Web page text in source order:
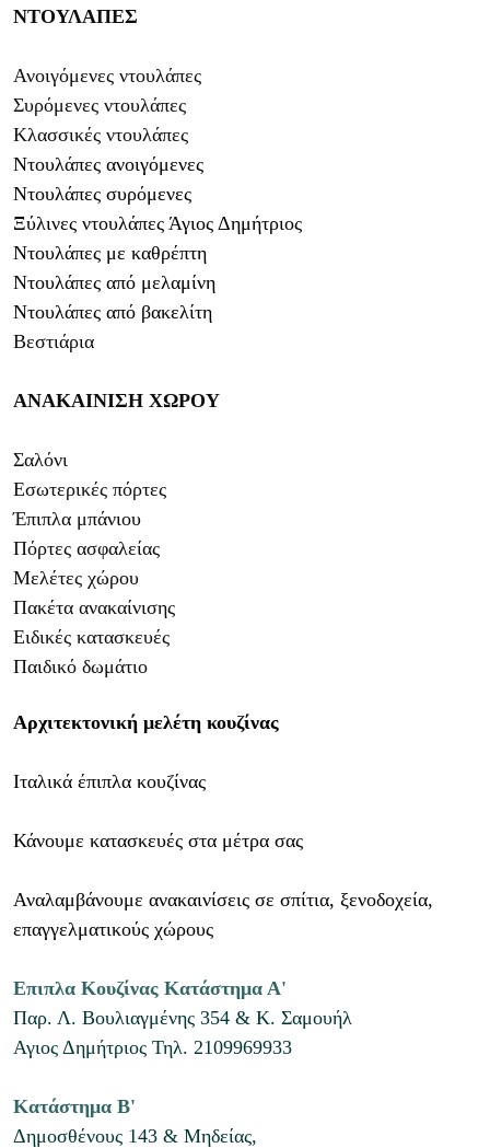
ΝΤΟΥΛΑΠΕΣ
Ανοιγόμενες ντουλάπες
Συρόμενες ντουλάπες
Κλασσικές ντουλάπες
Ντουλάπες ανοιγόμενες
Ντουλάπες συρόμενες
Ξύλινες ντουλάπες Άγιος Δημήτριος
Ντουλάπες με καθρέπτη
Ντουλάπες από μελαμίνη
Ντουλάπες από βακελίτη
Βεστιάρια
ΑΝΑΚΑΙΝΙΣΗ ΧΩΡΟΥ
Σαλόνι
Εσωτερικές πόρτες
Έπιπλα μπάνιου
Πόρτες ασφαλείας
Μελέτες χώρου
Πακέτα ανακαίνισης
Ειδικές κατασκευές
Παιδικό δωμάτιο
Αρχιτεκτονική μελέτη κουζίνας
Ιταλικά έπιπλα κουζίνας
Κάνουμε κατασκευές στα μέτρα σας
Αναλαμβάνουμε ανακαινίσεις σε σπίτια, ξενοδοχεία,
επαγγελματικούς χώρους
Επιπλα Κουζίνας Κατάστημα Α'
Παρ. Λ. Βουλιαγμένης 354 & Κ. Σαμουήλ
Αγιος Δημήτριος Τηλ. 2109969933
Κατάστημα Β'
Δημοσθένους 143 & Μηδείας,